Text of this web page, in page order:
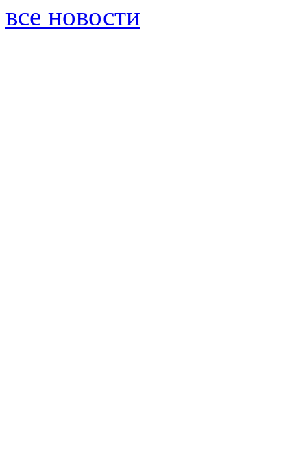
все новости